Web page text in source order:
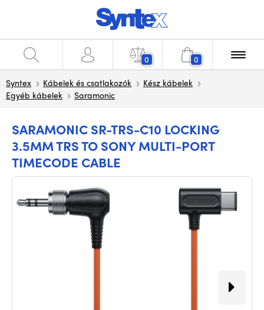
0 0
Syntex Kábelek és csatlakozók
Kész kábelek
Egyéb kábelek
Saramonic
SARAMONIC SR-TRS-C10 LOCKING
3.5MM TRS TO SONY MULTI-PORT
TIMECODE CABLE